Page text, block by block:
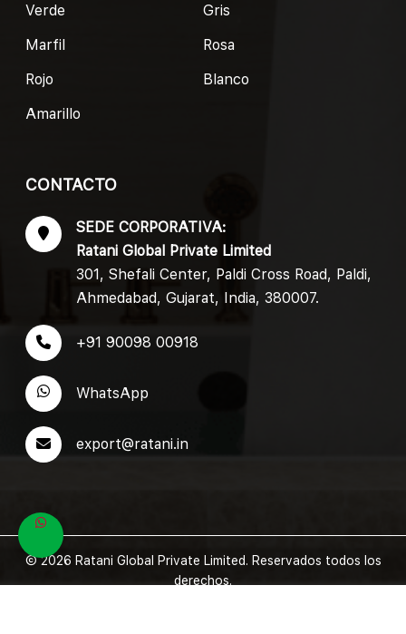
Verde
Gris
Marfil
Rosa
Rojo
Blanco
Amarillo
CONTACTO
SEDE CORPORATIVA:
Ratani Global Private Limited
301, Shefali Center, Paldi Cross Road, Paldi,
Ahmedabad, Gujarat, India, 380007.
+91 90098 00918
WhatsApp
export@ratani.in
© 2026 Ratani Global Private Limited. Reservados todos los
derechos.